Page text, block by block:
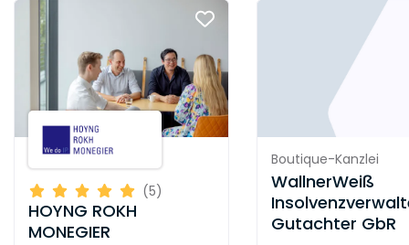
(5)
HOYNG ROKH
MONEGIER
Boutique-Kanzlei
WallnerWeiß
Gutachter GbR